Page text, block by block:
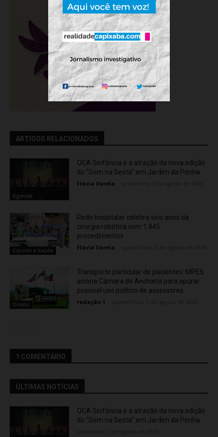
ARTIGOS RELACIONADOS
Agenda
OCA Sinfônica é a atração da nova edição
do “Som na Sexta” em Jardim da Penha
Flávia Varela
Esporte e Saúde
Rede hospitalar celebra seis anos da
cirurgia robótica com 1.845
procedimentos
Flávia Varela
Direito
Transporte particular de pacientes: MPES
aciona Câmara de Anchieta para apurar
possível uso político de assessores
redação 1
1 COMENTÁRIO
ÚLTIMAS NOTÍCIAS
OCA Sinfônica é a atração da nova edição
do “Som na Sexta” em Jardim da Penha